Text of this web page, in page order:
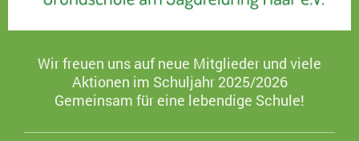
Wir freuen uns auf neue Mitglieder und viele
Aktionen im Schuljahr 2025/2026
Gemeinsam für eine lebendige Schule!